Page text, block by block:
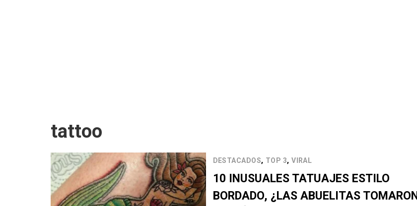
tattoo
DESTACADOS, TOP 3,VIRAL
10 INUSUALES TATUAJES ESTILO
BORDADO, ¿LAS ABUELITAS TOMARON